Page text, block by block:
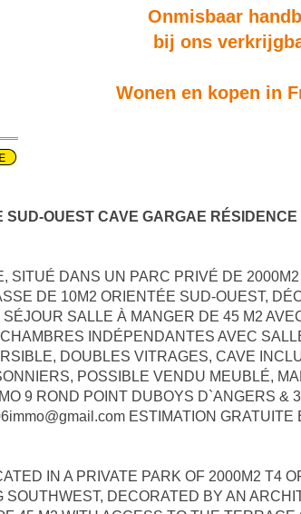
Onmisbaar
bij ons
Wonen en kopen in
OUEST CAVE GARGAE
SITUÉ DANS UN PARC PRIVÉ DE
DE 10M2 ORIENTÉE SUD-OUEST,
SALLE À MANGER DE 45 M2
INDÉPENDANTES AVEC
DOUBLES VITRAGES, CAVE
POSSIBLE VENDU MEUBLÉ,
9 ROND POINT DUBOYS D`ANGERS &
ESTIMATION GRATUITE
IN A PRIVATE PARK OF 2000M2 T4
DECORATED BY AN